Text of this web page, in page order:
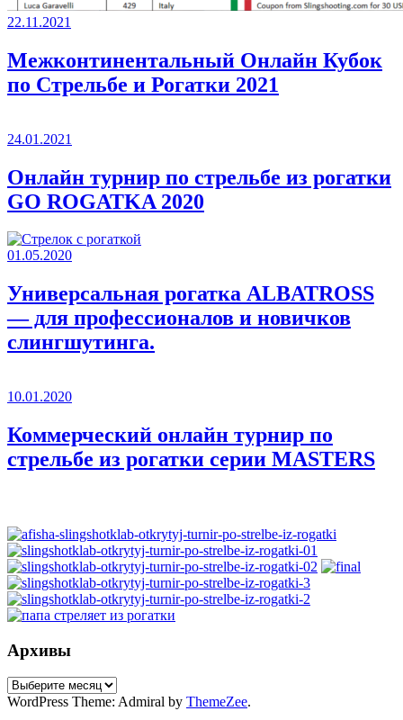
22.11.2021
Межконтинентальный Онлайн Кубок
по Стрельбе и Рогатки 2021
24.01.2021
Онлайн турнир по стрельбе из рогатки
GO ROGATKA 2020
01.05.2020
Универсальная рогатка ALBATROSS
— для профессионалов и новичков
слингшутинга.
10.01.2020
Коммерческий онлайн турнир по
стрельбе из рогатки серии MASTERS
Архивы
Архивы
WordPress Theme: Admiral by ThemeZee.